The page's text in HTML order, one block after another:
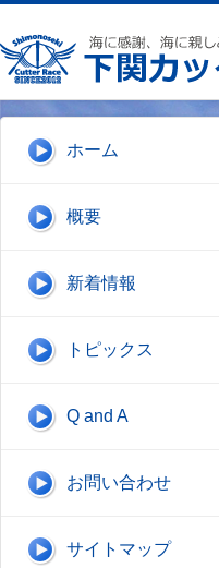
ホーム
概要
新着情報
トピックス
Q and A
お問い合わせ
サイトマップ